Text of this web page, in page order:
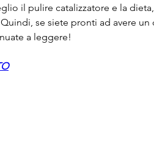
il pulire catalizzatore e la
se siete pronti ad avere
a leggere!